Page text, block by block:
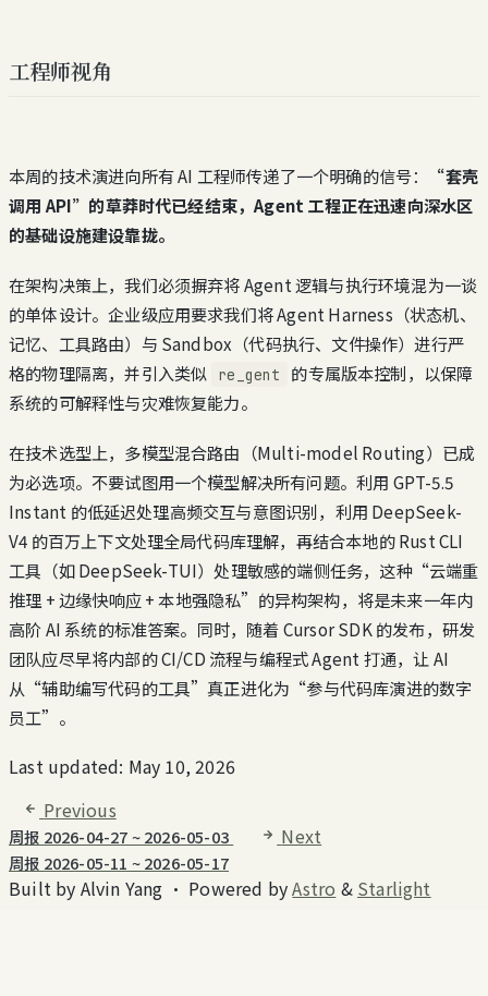
工程师视角
本周的技术演进向所有 AI 工程师传递了一个明确的信号：
“套壳
调用 API”的草莽时代已经结束，Agent 工程正在迅速向深水区
的基础设施建设靠拢。
在架构决策上，我们必须摒弃将 Agent 逻辑与执行环境混为一谈
的单体设计。企业级应用要求我们将 Agent Harness（状态机、
记忆、工具路由）与 Sandbox（代码执行、文件操作）进行严
格的物理隔离，并引入类似
re_gent
的专属版本控制，以保障
系统的可解释性与灾难恢复能力。
在技术选型上，多模型混合路由（Multi-model Routing）已成
为必选项。不要试图用一个模型解决所有问题。利用 GPT-5.5
Instant 的低延迟处理高频交互与意图识别，利用 DeepSeek-
V4 的百万上下文处理全局代码库理解，再结合本地的 Rust CLI
工具（如 DeepSeek-TUI）处理敏感的端侧任务，这种“云端重
推理 + 边缘快响应 + 本地强隐私”的异构架构，将是未来一年内
高阶 AI 系统的标准答案。同时，随着 Cursor SDK 的发布，研发
团队应尽早将内部的 CI/CD 流程与编程式 Agent 打通，让 AI
从“辅助编写代码的工具”真正进化为“参与代码库演进的数字
员工”。
Last updated: May 10, 2026
Previous
周报 2026-04-27 ~ 2026-05-03 Next
周报 2026-05-11 ~ 2026-05-17
Built by Alvin Yang · Powered byAstro & Starlight